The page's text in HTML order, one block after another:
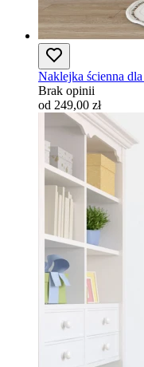
Naklejka ścienna
Brak opinii
od 249,00 zł